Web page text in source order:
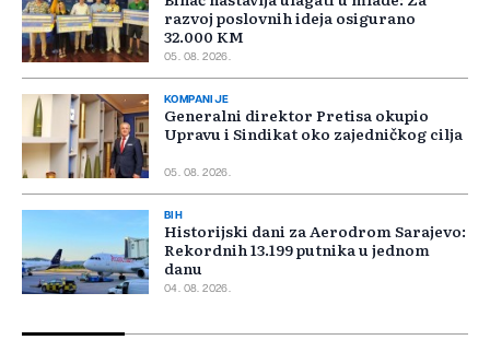
razvoj poslovnih ideja osigurano
32.000 KM
05. 08. 2026.
KOMPANIJE
Generalni direktor Pretisa okupio
Upravu i Sindikat oko zajedničkog cilja
05. 08. 2026.
BIH
Historijski dani za Aerodrom Sarajevo:
Rekordnih 13.199 putnika u jednom
danu
04. 08. 2026.